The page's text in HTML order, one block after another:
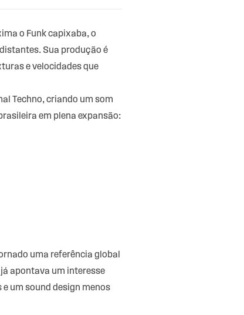
o Funk capixaba, o
Sua produção é
e velocidades que
Techno, criando um som
em plena expansão:
uma referência global
apontava um interesse
um sound design menos